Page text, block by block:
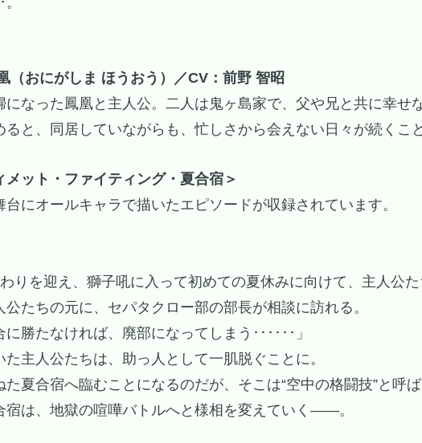
（おにがしま ほうおう）／CV：前野 智昭
になった鳳凰と主人公。二人は鬼ヶ島家で、父や兄と共に幸せ
ると、同居していながらも、忙しさから会えない日々が続くこと
メット・ファイティング・夏合宿＞
台にオールキャラで描いたエピソードが収録されています。
りを迎え、獅子吼に入って初めての夏休みに向けて、主人公た
公たちの元に、セパタクロー部の部長が相談に訪れる。
に勝たなければ、廃部になってしまう･･････」
た主人公たちは、助っ人として一肌脱ぐことに。
た夏合宿へ臨むことになるのだが、そこは“空中の格闘技”と呼ば
宿は、地獄の喧嘩バトルへと様相を変えていく――。